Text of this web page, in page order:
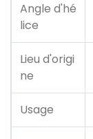
Angle d'hé
lice
Lieu d'origi
ne
Usage